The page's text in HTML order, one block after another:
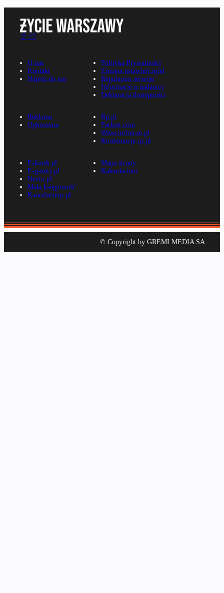
O nas
Kontakt
Napisz do nas
Polityka Prywatności
Zmiana ustawień zgód
Regulamin serwisu
Informacje o nadawcy
Deklaracja dostępności
Reklama
Ogłoszenia
Rp.pl
Parkiet.com
Wiescirolnicze.pl
Konferencje.rp.pl
E-kiosk.pl
E-gazety.pl
Nexto.pl
Mała księgowość
Kancelarierp.pl
Mapa strony
Kalendarium
© Copyright by GREMI MEDIA SA